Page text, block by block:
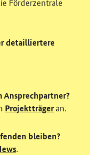
detailliertere
Ansprechpartner?
Projektträgeran.
bleiben?